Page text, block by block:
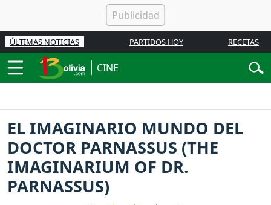
ÚLTIMAS NOTICIAS PARTIDOS HOY RECETAS
CINE
EL IMAGINARIO MUNDO DEL
DOCTOR PARNASSUS (THE
IMAGINARIUM OF DR.
PARNASSUS)